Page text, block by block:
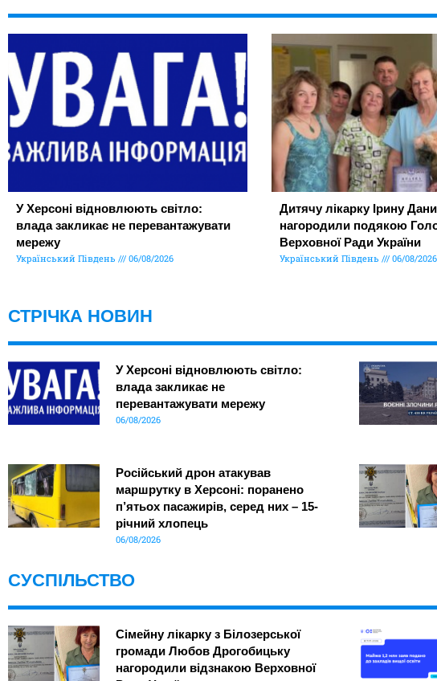
У Херсоні відновлюють світло:
влада закликає не перевантажувати
мережу
Український Південь 06/08/2026
Дитячу лікарку Ірину
нагородили подякою
Верховної Ради України
Український Південь 06/08/2026
СТРІЧКА НОВИН
У Херсоні відновлюють світло:
влада закликає не
перевантажувати мережу
06/08/2026
Російський дрон атакував
маршрутку в Херсоні: поранено
п’ятьох пасажирів, серед них – 15-
річний хлопець
06/08/2026
СУСПІЛЬСТВО
Сімейну лікарку з Білозерської
громади Любов Дрогобицьку
нагородили відзнакою Верховної